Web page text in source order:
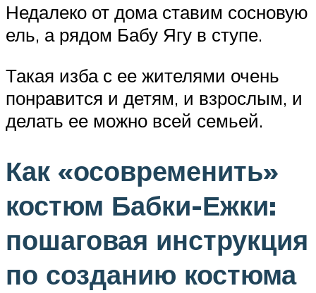
Недалеко от дома ставим сосновую
ель, а рядом Бабу Ягу в ступе.
Такая изба с ее жителями очень
понравится и детям, и взрослым, и
делать ее можно всей семьей.
Как «осовременить»
костюм Бабки-Ежки:
пошаговая инструкция
по созданию костюма